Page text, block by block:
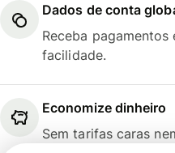
Dados de conta
Receba
facilidade.
Economize dinheiro
Sem tarifas caras